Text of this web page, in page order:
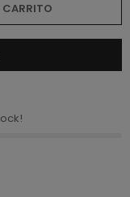
CARRITO